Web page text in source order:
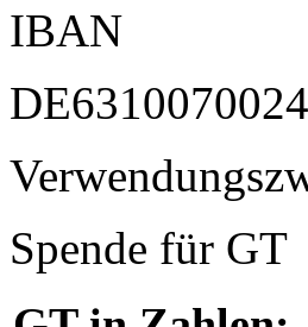
IBAN
Spende für GT